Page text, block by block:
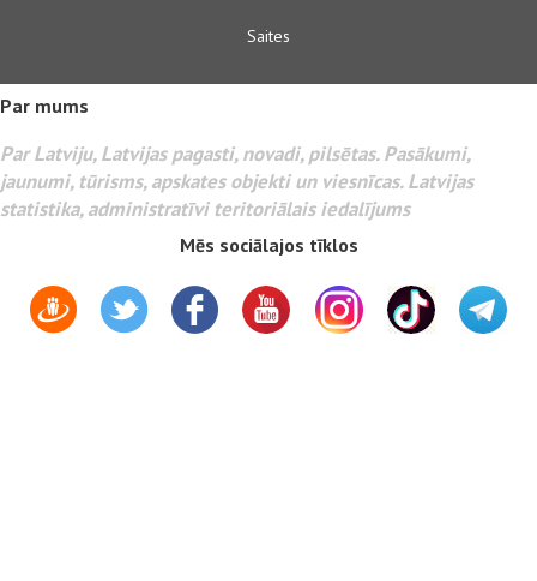
Saites
Par mums
Par Latviju, Latvijas pagasti, novadi, pilsētas. Pasākumi,
jaunumi, tūrisms, apskates objekti un viesnīcas. Latvijas
statistika, administratīvi teritoriālais iedalījums
Mēs sociālajos tīklos